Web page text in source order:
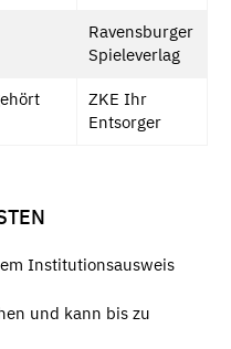
Ravensburger
Spieleverlag
ZKE Ihr
Entsorger
Institutionsausweis
und kann bis zu